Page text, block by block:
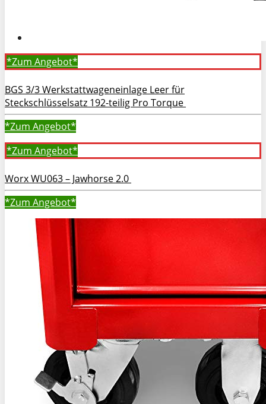
*Zum Angebot*
BGS 3/3 Werkstattwageneinlage Leer für
Steckschlüsselsatz 192-teilig Pro Torque
*Zum Angebot*
*Zum Angebot*
Worx WU063 – Jawhorse 2.0
*Zum Angebot*